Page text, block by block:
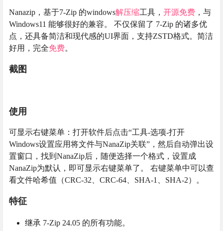
Nanazip，基于7-Zip 的windows解压缩工具， 开源免费 ，与
Windows11 能够很好的兼容。 不仅保留了 7-Zip 的诸多优
点，还具备简洁和现代感的UI界面，支持ZSTD格式。简洁
好用，完全免费。
截图
使用
可显示右键菜单：打开软件后点击“工具-选项-打开
Windows设置应用将文件与NanaZip关联”，然后自动弹出设
置窗口，找到NanaZip后，随便选择一个格式，设置成
NanaZip为默认，即可显示右键菜单了。 右键菜单中可以查
看文件哈希值（CRC-32、CRC-64、SHA-1、SHA-2）。
特征
继承 7-Zip 24.05 的所有功能。